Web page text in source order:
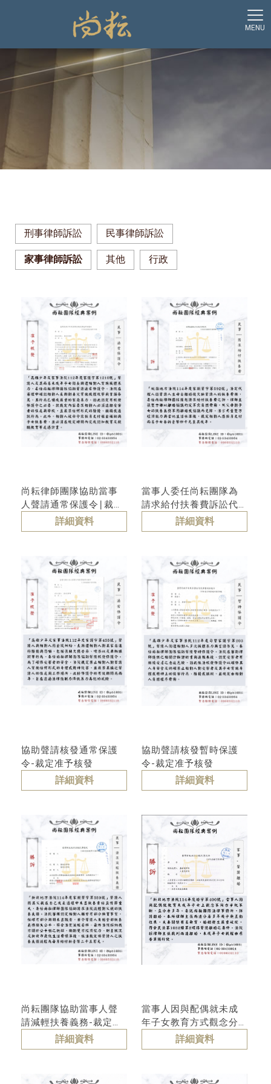
家事律師訴訟
刑事律師訴訟 民事律師訴訟
家事律師訴訟 其他 行政
尚耘律師團隊協助當事
人聲請通常保護令∣裁定
准予核發詳細資料
當事人委任尚耘團隊為
請求給付扶養費訴訟代
理人∣一審答辯勝訴
詳細資料
協助聲請核發通常保護
令-裁定准予核發
詳細資料
協助聲請核發暫時保護
令-裁定准予核發
詳細資料
尚耘團隊協助當事人聲
請減輕扶養義務-裁定准
詳細資料
當事人因與配偶就未成
年子女教育方式觀念分
歧且分居多年，委託尚
耘國際法律事務所訴請
詳細資料